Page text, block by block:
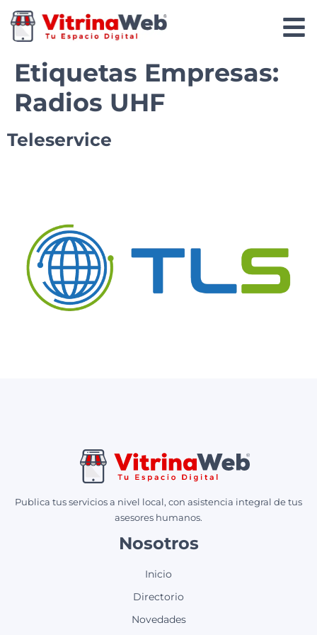
Etiquetas Empresas:
Radios UHF
Teleservice
Publica tus servicios a nivel local, con asistencia integral de tus
asesores humanos.
Nosotros
Inicio
Directorio
Novedades